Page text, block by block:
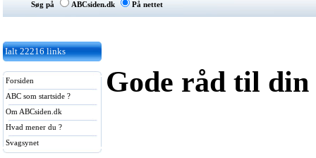
Søg på ABCsiden.dk På nettet
Ialt 22216 links
Forsiden
ABC som startside ?
Om ABCsiden.dk
Hvad mener du ?
Svagsynet
Gode råd til din